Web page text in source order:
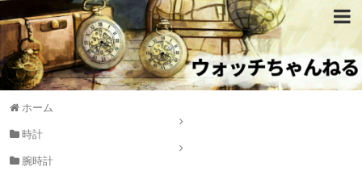
ホーム
時計
腕時計